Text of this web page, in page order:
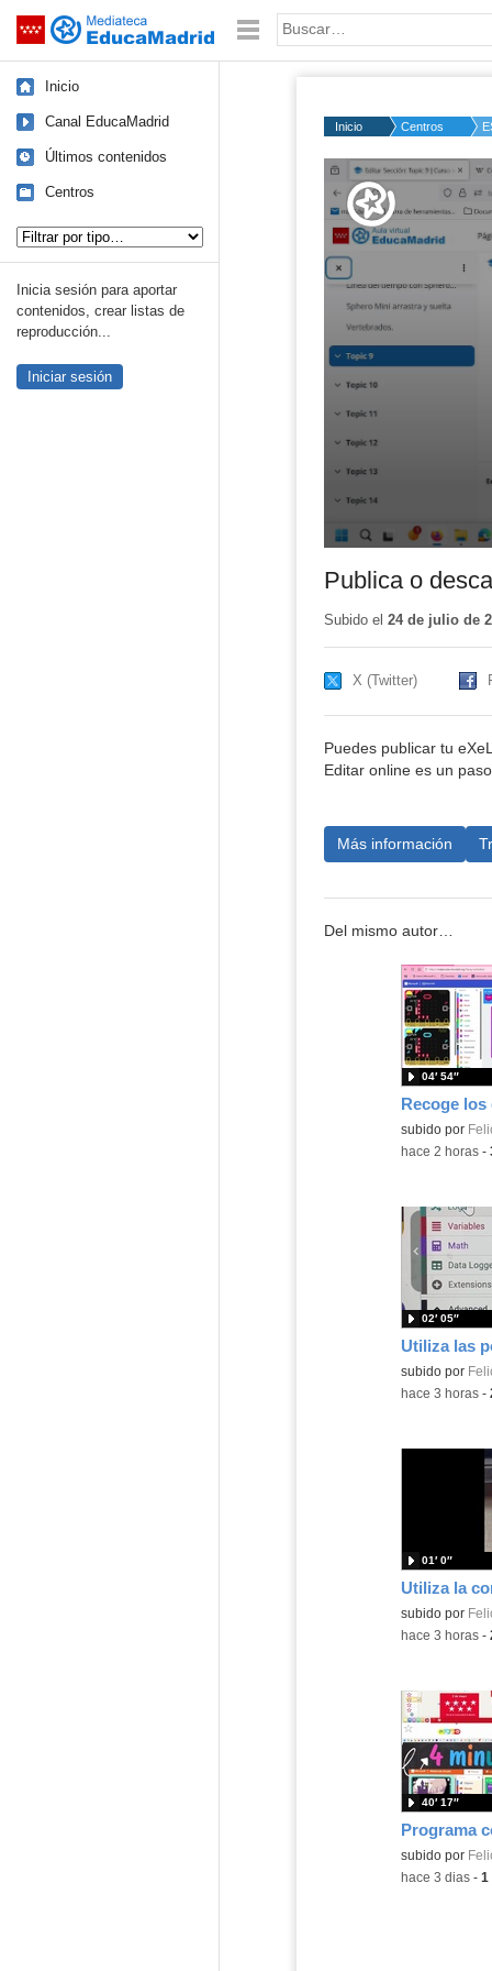
Saltar navegación Palabra o frase:
Inicio
Canal EducaMadrid
Últimos contenidos
Centros
Inicia sesión para aportar
contenidos, crear listas de
reproducción...
Iniciar sesión
Inicio Centros
Volume
50%
Publica o
Subido el 24 de julio de
X (Twitter)
Puedes publicar tu
Editar online es un
Más información
Del mismo autor…
Contenido
subido por
04′ 54″
-hace 2 horas-
Contenido
subido por
02′ 05″
-hace 3 horas-
Contenido
subido por
01′ 0″
-hace 3 horas-
Contenido
subido por
40′ 17″
-hace 3 dias- 1